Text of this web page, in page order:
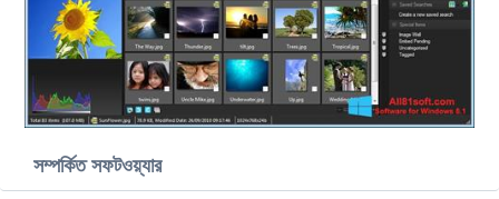
সম্পর্কিত সফটওয়্যার